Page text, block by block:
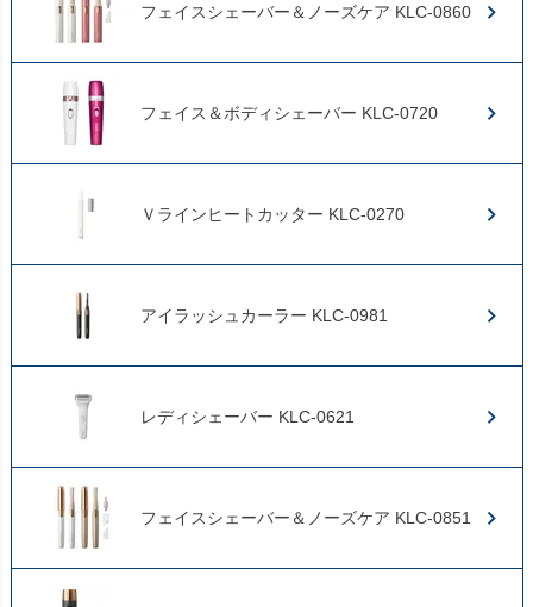
フェイスシェーバー＆ノーズケア KLC-0860
フェイス＆ボディシェーバー KLC-0720
Ｖラインヒートカッター KLC-0270
アイラッシュカーラー KLC-0981
レディシェーバー KLC-0621
フェイスシェーバー＆ノーズケア KLC-0851